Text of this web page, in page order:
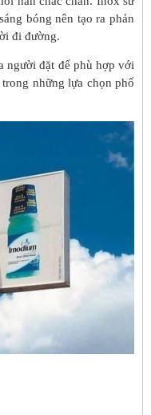
bóng nên tạo ra phản
đi đường.
người đặt để phù hợp với
những lựa chọn phổ